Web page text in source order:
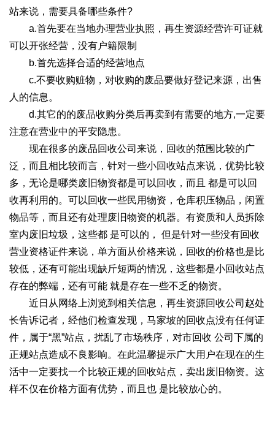
站来说，需要具备哪些条件?
a.首先要在当地办理营业执照，再生资源经营许可证就
可以开张经营，没有户籍限制
b.首先选择合适的经营地点
c.不要收购赃物，对收购的废品要做好登记来源，出售
人的信息。
d.其它的的废品收购分类后再卖到有需要的地方,一定要
注意在营业中的平安隐患。
现在很多的废品回收公司来说，回收的范围比较的广
泛，而且相比较而言，针对一些小回收站点来说，优势比较
多，无论是哪类废旧物资都是可以回收，而且 都是可以回
收再利用的。可以回收一些民用物资，仓库积压物品，闲置
物品等，而且还有处理废旧物资的机器。有资质和人员拆除
室内废旧垃圾，这些都 是可以的， 但是针对一些没有回收
营业资格证件来说，单方面从价格来说，回收的价格也是比
较低，还有可能出现缺斤短两的情况，这些都是小回收站点
存在的弊端，还有可能 就是存在一些不乏的物资。
近日从网络上浏览到相关信息，再生资源回收公司赵处
长告诉记者，经他们检查发现，马家坡的回收点没有任何证
件，属于“黑”站点，扰乱了市场秩序，对市回收 公司下属的
正规站点造成不良影响。在此温馨提示广大用户在现在的生
活中一定要找一个比较正规的回收站点，卖出废旧物资。这
样不仅在价格方面有优势，而且也 是比较放心的。